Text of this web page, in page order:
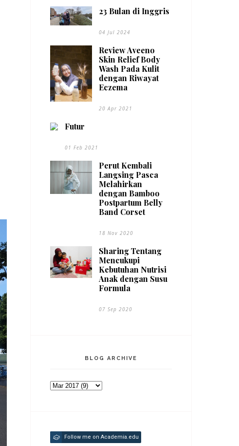
23 Bulan di Inggris
04 Jul 2024
Review Aveeno
Skin Relief Body
Wash Pada Kulit
dengan Riwayat
Eczema
20 Apr 2021
Futur
01 Feb 2021
Perut Kembali
Langsing Pasca
Melahirkan
dengan Bamboo
Postpartum Belly
Band Corset
18 Nov 2020
Sharing Tentang
Mencukupi
Kebutuhan Nutrisi
Anak dengan Susu
Formula
07 Sep 2020
BLOG ARCHIVE
Follow me on Academia.edu